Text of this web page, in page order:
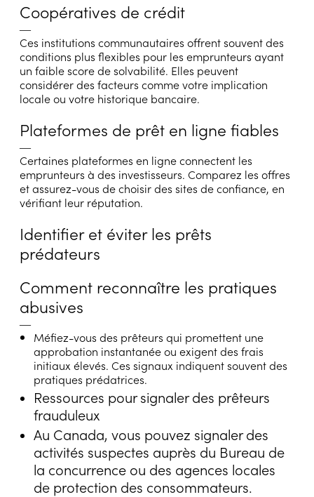
Coopératives de crédit
―
Ces institutions communautaires offrent souvent des
conditions plus flexibles pour les emprunteurs ayant
un faible score de solvabilité. Elles peuvent
considérer des facteurs comme votre implication
locale ou votre historique bancaire.
Plateformes de prêt en ligne fiables
―
Certaines plateformes en ligne connectent les
emprunteurs à des investisseurs. Comparez les offres
et assurez-vous de choisir des sites de confiance, en
vérifiant leur réputation.
Identifier et éviter les prêts
prédateurs
Comment reconnaître les pratiques
abusives
―
Méfiez-vous des prêteurs qui promettent une
approbation instantanée ou exigent des frais
initiaux élevés. Ces signaux indiquent souvent des
pratiques prédatrices.
Ressources pour signaler des prêteurs
frauduleux
Au Canada, vous pouvez signaler des
activités suspectes auprès du Bureau de
la concurrence ou des agences locales
de protection des consommateurs.